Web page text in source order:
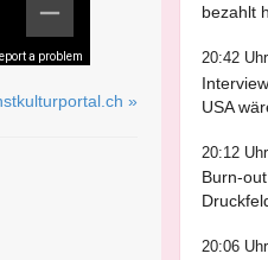
a problem
»
bezahlt
20:42 Uhr
USA
20:12 Uhr
Burn-
20:06 Uhr